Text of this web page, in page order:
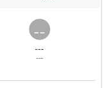
---
---